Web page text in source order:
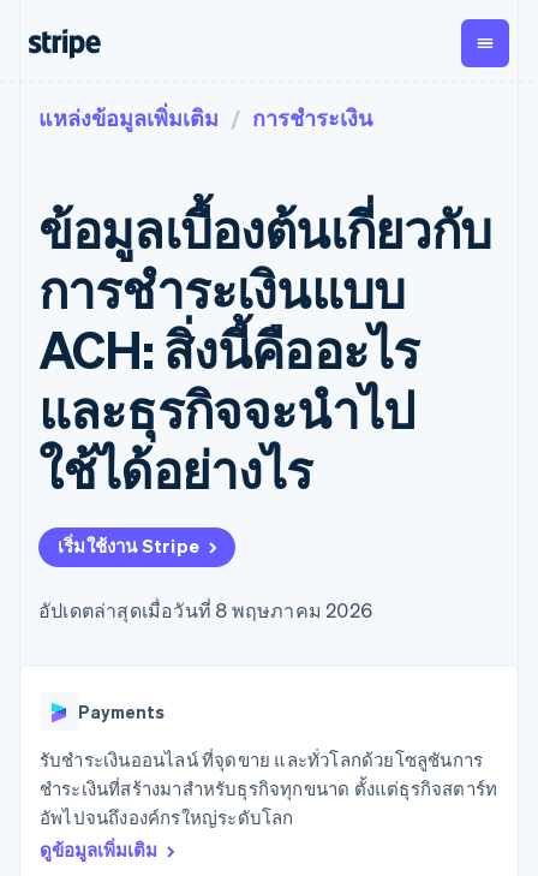
การชำระเงิน
การชำระเงิน
ออนไลน์
Payment links
การชำระเงิน
เขียนโค้ด
Checkout
UI การชำระ
Elements
องค์ประกอบ UI
ที่ยืดหยุ่น
วิธีการชำระ
มากกว่า 125
รายการ
Authorization
ยกระดับการ
รวดเร็วขึ้น
รายรับ
รายรับตาม
แบบแผนล่วง
หน้า
Metronome
การเรียกเก็บ
เงินตามการ
ใช้งาน
การชำระเงิน
ตามรอบบิล
การชำระเงิน
ตามรอบบิล
Invoicing
ครั้งเดียวหรือ
ตามแบบแผน
ขายและ VAT
อัตโนมัติ
Revenue
Data
Pipeline
การซิงค์
ข้อมูล
การ
Global
เบิกจ่าย
ให้กับ
บุคคลที่
สาม
ตามขั้น
ธุรกิจสตาร์ทอัพ
ตามกรณีใช้งาน
การค้าแบบใช้เอเจนต์
อีคอมเมิร์ซ
บริการทางการเงินที่ผสาน
รวมในตัว
การทำงานอัตโนมัติด้าน
การเงิน
ธุรกิจทั่วโลก
การชำระเงินในแอป
การจัดการเงิน
แพลตฟอร์ม
แวดวงครีเอเตอร์
เกม
การบริการ การเดินทาง
และสันทนาการ
ประกันภัย
สื่อและความบันเทิง
เอกสารประกอบ
ข้อมูลอ้างอิงเกี่ยวกับ API
ไลบรารีและ SDK
Stripe Apps
คู่มือ
รับการชำระเงินออนไลน์
ติดตั้งใช้งานการชำระเงิน
สำเร็จรูป
สร้างแพลตฟอร์มหรือ
มาร์เก็ตเพลส
จัดการการชำระเงินตาม
เสนอการเรียกเก็บเงินตาม
การใช้งาน
รองรับอยู่
จัดเตรียมและจัดการ
การเชื่อมต่อการทำงาน
แอป
ตัวอย่างโค้ด
บล็อกของนักพัฒนา
เรียนรู้
เรื่องราวจากลูกค้า
คู่มือ
การสนับสนุน
รับการสนับสนุน
แพ็กเกจการสนับสนุนที่ได้
รับการจัดการ
บริการเฉพาะทาง
บริษัท
แผนงานผลิตภัณฑ์
การประชุมประจำปีแบบ
เซสชัน
การติดต่อ
ติดต่อฝ่ายขาย
แหล่งข้อมูลเพิ่มเติม การชำระเงิน
ข้อมูลเบื้องต้นเกี่ยวกับ
การชําระเงินแบบ
ACH: สิ่งนี้คืออะไร
และธุรกิจจะนําไป
ใช้ได้อย่างไร
เริ่มใช้งาน Stripe
อัปเดตล่าสุดเมื่อวันที่ 8 พฤษภาคม 2026
Payments
รับชำระเงินออนไลน์ ที่จุดขาย และทั่วโลกด้วยโซลูชันการ
ชำระเงินที่สร้างมาสำหรับธุรกิจทุกขนาด ตั้งแต่ธุรกิจสตาร์ท
อัพไปจนถึงองค์กรใหญ่ระดับโลก
ดูข้อมูลเพิ่มเติม